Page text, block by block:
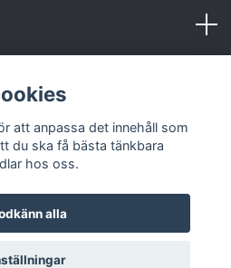
Powered by Quickbutik
att anpassa det innehåll som
du ska få bästa tänkbara
hos oss.
alla